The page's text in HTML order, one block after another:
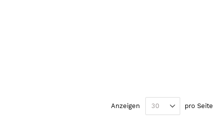
Seite
Anzeigen pro Seite